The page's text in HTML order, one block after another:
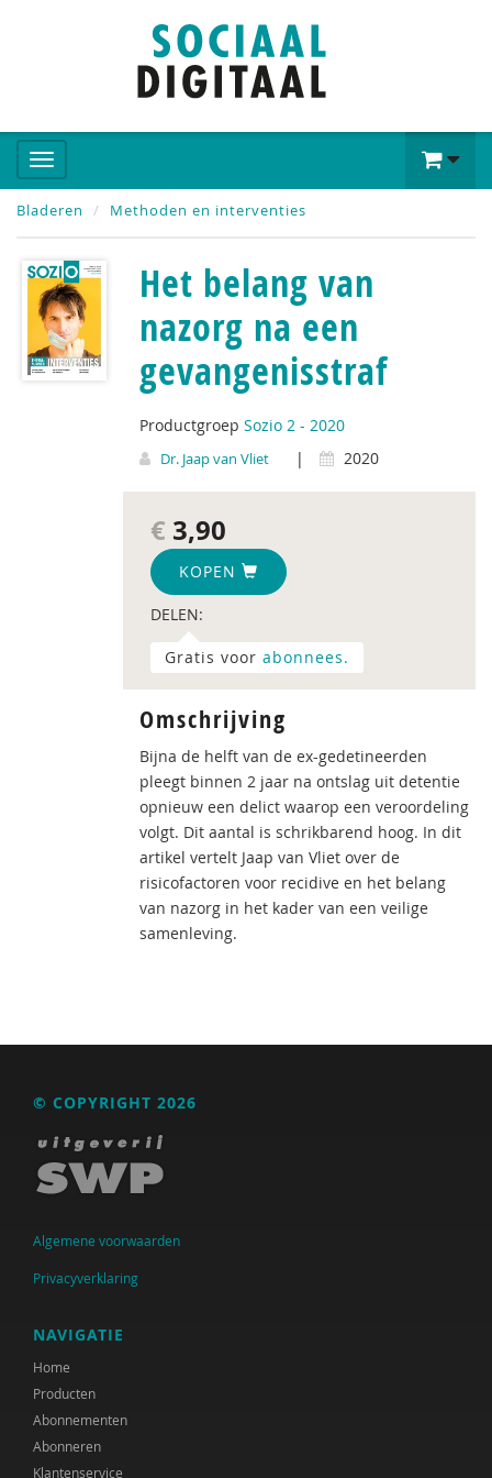
Bladeren Methoden en interventies
Het belang van
nazorg na een
gevangenisstraf
Productgroep Sozio 2 - 2020
Dr. Jaap van Vliet | 2020
€ 3,90
KOPEN
DELEN:
Gratis voor abonnees.
Omschrijving
Bijna de helft van de ex-gedetineerden
pleegt binnen 2 jaar na ontslag uit detentie
opnieuw een delict waarop een veroordeling
volgt. Dit aantal is schrikbarend hoog. In dit
artikel vertelt Jaap van Vliet over de
risicofactoren voor recidive en het belang
van nazorg in het kader van een veilige
samenleving.
© COPYRIGHT 2026
Algemene voorwaarden
Privacyverklaring
NAVIGATIE
Home
Producten
Abonnementen
Abonneren
Klantenservice